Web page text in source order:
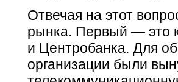
Отвечая на этот
рынка. Первый — это
и Центробанка. Для
организации были